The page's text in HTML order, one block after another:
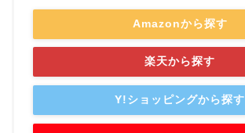
Amazonから探す
楽天から探す
Y!ショッピングから探す